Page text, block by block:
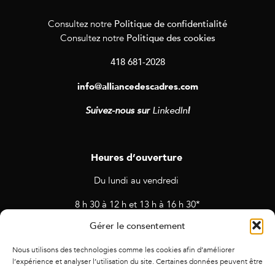
Gérer le consentement
Nous utilisons des technologies comme les cookies afin d’améliorer
l’expérience et analyser l’utilisation du site. Certaines données peuvent être
Consultez notre Politique de confidentialité
Consultez notre Politique des cookies
418 681-2028
info@alliancedescadres.com
Suivez-nous sur LinkedIn!
Heures d’ouverture
Du lundi au vendredi
8 h 30 à 12 h et 13 h à 16 h 30*
* Horaires sujets à changement en cas de rendez-vous et